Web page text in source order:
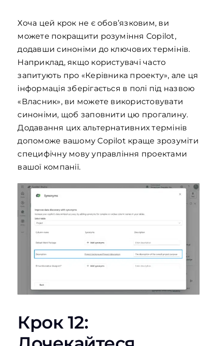
Хоча цей крок не є обов’язковим, ви
можете покращити розуміння Copilot,
додавши синоніми до ключових термінів.
Наприклад, якщо користувачі часто
запитують про «Керівника проекту», але ця
інформація зберігається в полі під назвою
«Власник», ви можете використовувати
синоніми, щоб заповнити цю прогалину.
Додавання цих альтернативних термінів
допоможе вашому Copilot краще зрозуміти
специфічну мову управління проектами
вашої компанії.
Крок 12: